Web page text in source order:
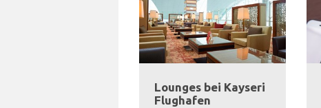
Lounges bei Kayseri
Flughafen